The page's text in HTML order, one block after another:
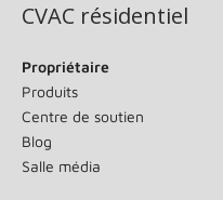
CVAC résidentiel
Propriétaire
Produits
Centre de soutien
Blog
Salle média